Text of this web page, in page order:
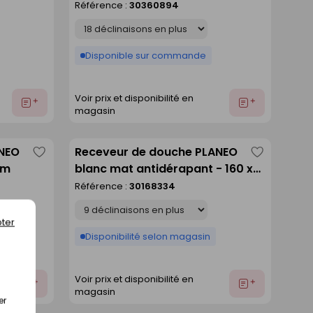
Ajouter
Référence : 30360894
Disponible sur commande
Voir prix et disponibilité en
magasin
Ajouter
Ajouter
Enregistrer
comme
Receveur de douche PLANEO
blanc mat antidérapant - 160 x
80 cm
Référence : 30168334
Disponibilité selon magasin
Voir prix et disponibilité en
magasin
Ajouter
comme